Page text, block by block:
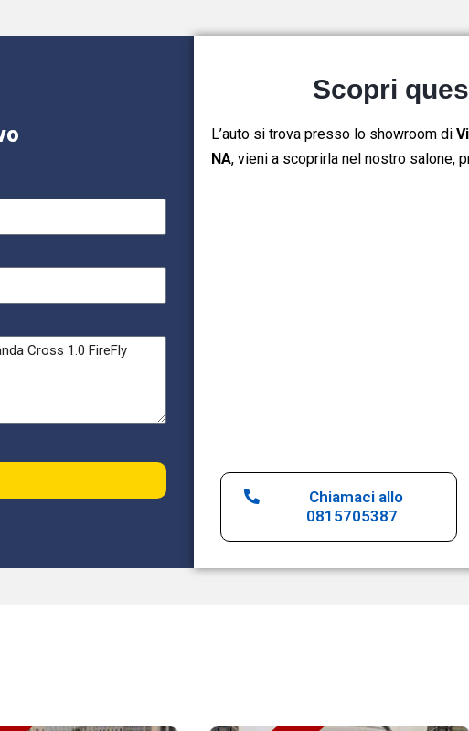
Scopri
L’auto si trova presso lo showroom di
NA, vieni a scoprirla nel nostro salone,
Chiamaci allo
0815705387